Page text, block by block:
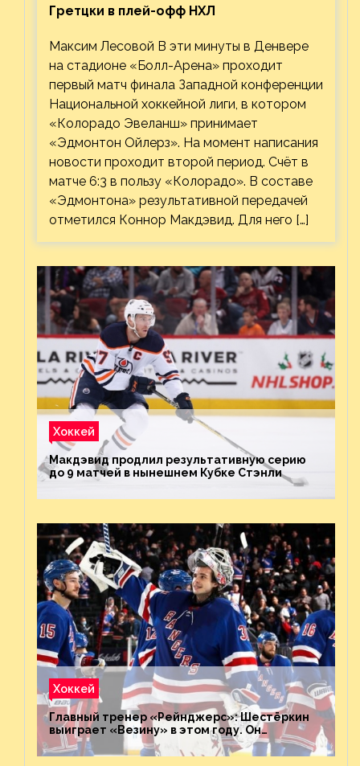
Гретцки в плей-офф НХЛ
Максим Лесовой В эти минуты в Денвере
на стадионе «Болл-Арена» проходит
первый матч финала Западной конференции
Национальной хоккейной лиги, в котором
«Колорадо Эвеланш» принимает
«Эдмонтон Ойлерз». На момент написания
новости проходит второй период. Счёт в
матче 6:3 в пользу «Колорадо». В составе
«Эдмонтона» результативной передачей
отметился Коннор Макдэвид. Для него […]
Хоккей
Макдэвид продлил результативную серию
до 9 матчей в нынешнем Кубке Стэнли
Хоккей
Главный тренер «Рейнджерс»: Шестёркин
выиграет «Везину» в этом году. Он
невероятен